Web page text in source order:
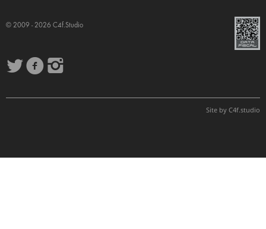
© 2009 - 2026 C4f.Studio
Site by C4f.studio